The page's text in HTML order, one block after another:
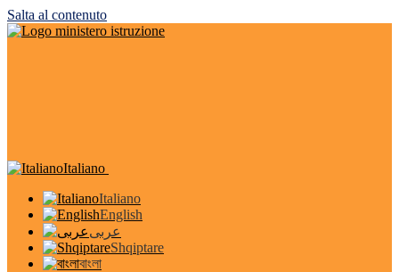
Salta al contenuto
Italiano
Italiano
English
عربى
Shqiptare
বাংলা